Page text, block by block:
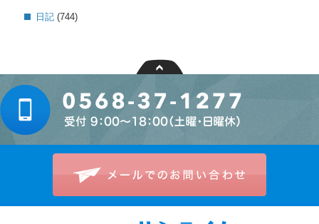
日記 (744)